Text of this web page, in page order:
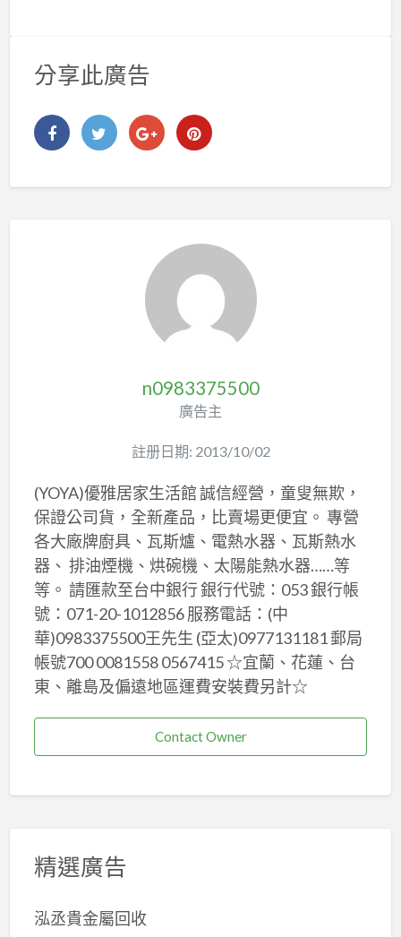
分享此廣告
n0983375500
廣告主
註册日期: 2013/10/02
(YOYA)優雅居家生活館 誠信經營，童叟無欺，
保證公司貨，全新產品，比賣場更便宜。 專營
各大廠牌廚具、瓦斯爐、電熱水器、瓦斯熱水
器、 排油煙機、烘碗機、太陽能熱水器……等
等。 請匯款至台中銀行 銀行代號：053 銀行帳
號：071-20-1012856 服務電話：(中
華)0983375500王先生 (亞太)0977131181 郵局
帳號700 0081558 0567415 ☆宜蘭、花蓮、台
東、離島及偏遠地區運費安裝費另計☆
Contact Owner
精選廣告
泓丞貴金屬回收